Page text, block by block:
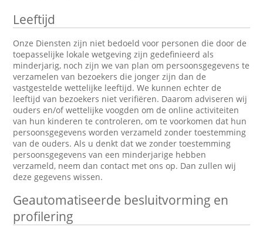
Leeftijd
Onze Diensten zijn niet bedoeld voor personen die door de
toepasselijke lokale wetgeving zijn gedefinieerd als
minderjarig, noch zijn we van plan om persoonsgegevens te
verzamelen van bezoekers die jonger zijn dan de
vastgestelde wettelijke leeftijd. We kunnen echter de
leeftijd van bezoekers niet verifiëren. Daarom adviseren wij
ouders en/of wettelijke voogden om de online activiteiten
van hun kinderen te controleren, om te voorkomen dat hun
persoonsgegevens worden verzameld zonder toestemming
van de ouders. Als u denkt dat we zonder toestemming
persoonsgegevens van een minderjarige hebben
verzameld, neem dan contact met ons op. Dan zullen wij
deze gegevens wissen.
Geautomatiseerde besluitvorming en
profilering